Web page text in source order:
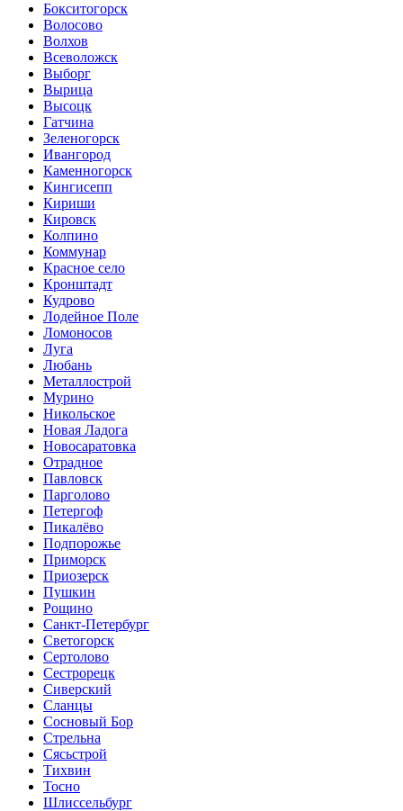
Бокситогорск
Волосово
Волхов
Всеволожск
Выборг
Вырица
Высоцк
Гатчина
Зеленогорск
Ивангород
Каменногорск
Кингисепп
Кириши
Кировск
Колпино
Коммунар
Красное село
Кронштадт
Кудрово
Лодейное Поле
Ломоносов
Луга
Любань
Металлострой
Мурино
Никольское
Новая Ладога
Новосаратовка
Отрадное
Павловск
Парголово
Петергоф
Пикалёво
Подпорожье
Приморск
Приозерск
Пушкин
Рощино
Санкт-Петербург
Светогорск
Сертолово
Сестрорецк
Сиверский
Сланцы
Сосновый Бор
Стрельна
Сясьстрой
Тихвин
Тосно
Шлиссельбург